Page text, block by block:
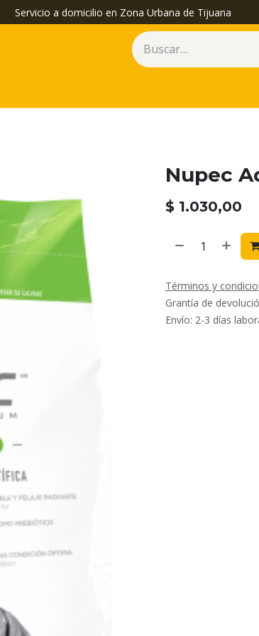
Servicio a domicilio en Zona Urbana de Tijuana
Nupec
$ 1.030,00
Términos y
Grantía de
Envío: 2-3 días